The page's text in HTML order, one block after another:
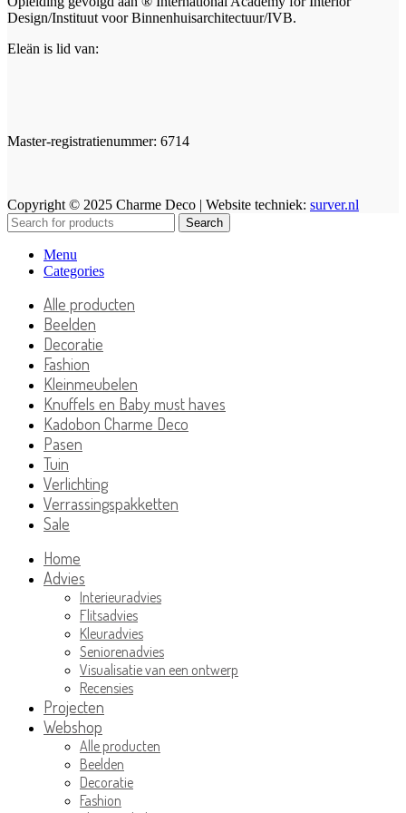
Design/Instituut voor Binnenhuisarchitectuur/IVB.
Eleän is lid van:
Master-registratienummer: 6714
Copyright © 2025 Charme Deco | Website techniek: surver.nl
Search
Menu
Categories
Alle producten
Beelden
Decoratie
Fashion
Kleinmeubelen
Knuffels en Baby must haves
Kadobon Charme Deco
Pasen
Tuin
Verlichting
Verrassingspakketten
Sale
Home
Advies
Interieuradvies
Flitsadvies
Kleuradvies
Seniorenadvies
Visualisatie van een ontwerp
Recensies
Projecten
Webshop
Alle producten
Beelden
Decoratie
Fashion